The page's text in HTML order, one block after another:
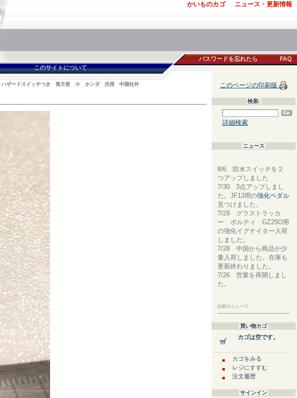
かいものカゴ ニュース・更新情報
このサイトについて
パスワードを忘れたら FAQ
ハザードスイッチつき 長方形 小 ホンダ 汎用 中国社外 このページの印刷版
検索:
詳細検索
ニュース
8/6 防水スイッチを２
つアップしました
7/30 3点アップしまし
た。JF13用の強化ペダル
見つけました。
7/29 グラストラッカ
ー ボルティ GZ25O用
の強化イグナイター入荷
しました。
7/28 中国から商品が少
量入荷しました。在庫も
更新終わりました。
7/26 営業を再開しまし
た。
以前のニュース
買い物カゴ
カゴは空です。
カゴをみる
レジにすすむ
注文履歴
サインイン